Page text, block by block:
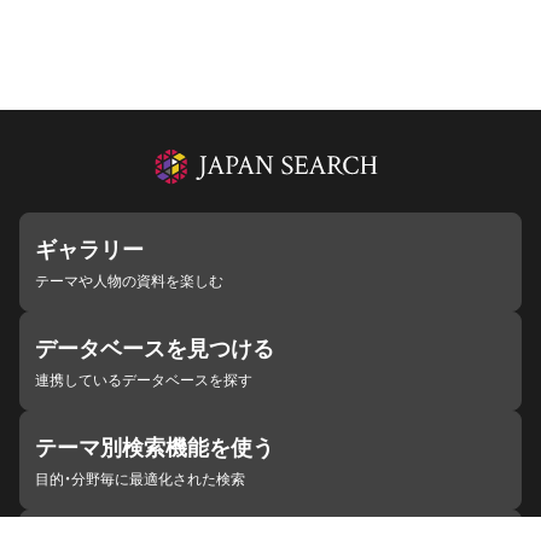
ギャラリー
テーマや人物の資料を楽しむ
データベースを見つける
連携しているデータベースを探す
テーマ別検索機能を使う
目的・分野毎に最適化された検索